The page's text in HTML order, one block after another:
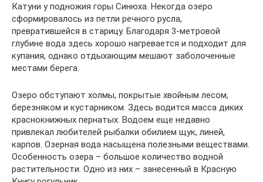
Катуни у подножия горы Синюха. Некогда озеро
сформировалось из петли речного русла,
превратившейся в старицу. Благодаря 3-метровой
глубине вода здесь хорошо нагревается и подходит для
купания, однако отдыхающим мешают заболоченные
местами берега.
Озеро обступают холмы, покрытые хвойным лесом,
березняком и кустарником. Здесь водится масса диких
краснокнижных пернатых. Водоем еще недавно
привлекал любителей рыбалки обилием щук, линей,
карпов. Озерная вода насыщена полезными веществами.
Особенность озера – большое количество водной
растительности. Одно из них – занесенный в Красную